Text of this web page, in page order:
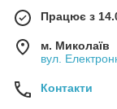
Працює з
м. Миколаїв
вул.
Контакти